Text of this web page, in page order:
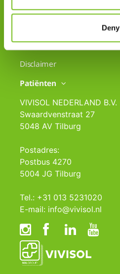
Deny
Zorgprofessionals
Disclaimer
Patiënten
VIVISOL NEDERLAND B.V.
Swaardvenstraat 27
5048 AV Tilburg
Postadres:
Postbus 4270
5004 JG Tilburg
Tel.: +31 013 5231020
E-mail: info@vivisol.nl